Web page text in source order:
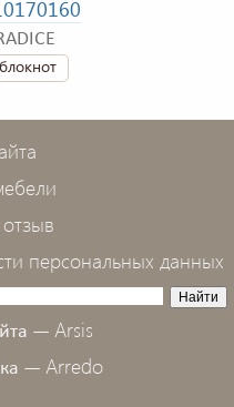
персональных данных
— Arsis
— Arredo